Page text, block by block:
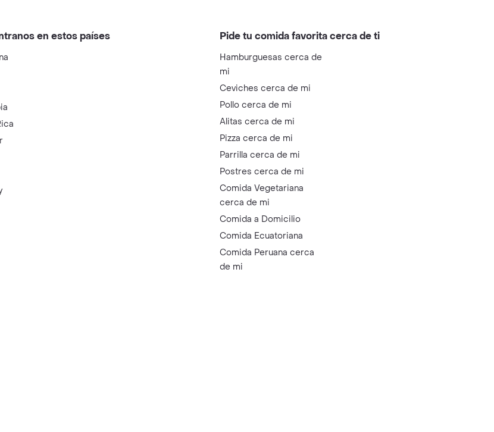
en estos países Pide tu comida favorita cerca de ti
Hamburguesas cerca de
mi
Ceviches cerca de mi
Pollo cerca de mi
Alitas cerca de mi
Pizza cerca de mi
Parrilla cerca de mi
Postres cerca de mi
Comida Vegetariana
cerca de mi
Comida a Domicilio
Comida Ecuatoriana
Comida Peruana cerca
de mi